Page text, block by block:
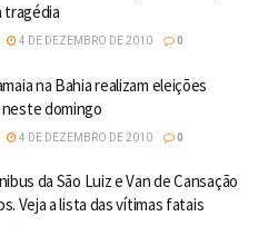
4 DE DEZEMBRO DE 2010 0
na Bahia realizam eleições
domingo
4 DE DEZEMBRO DE 2010 0
da São Luiz e Van de Cansação
Veja a lista das vítimas fatais